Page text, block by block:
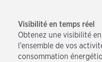
Visibilité en temps réel
Obtenez une visibilité
l’ensemble de vos
consommation